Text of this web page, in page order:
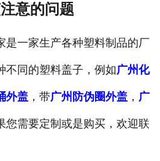
联系我们
意的问题
是一家生产各种塑料制品的厂
不同的塑料盖子，例如广州化
外盖，带广州防伪圈外盖， 广
您需要定制或是购买，欢迎联